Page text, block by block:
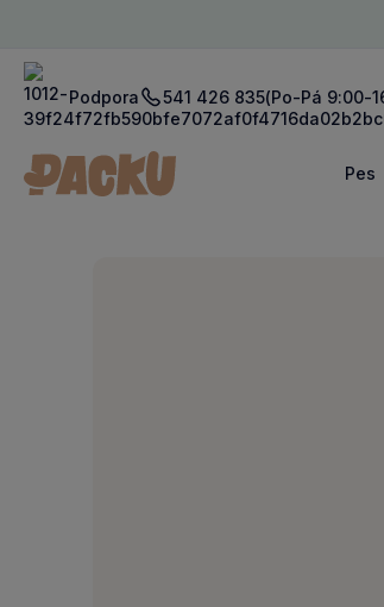
Podpora 541 426 835(Po-Pá 9:00-
Pes